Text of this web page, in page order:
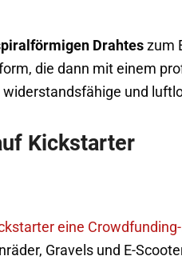
Drahteszum
die dann mit einem
und
Kickstarter
eine
Gravels und E-